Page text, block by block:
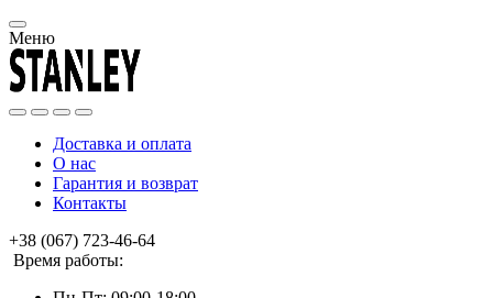
Меню
Доставка и оплата
О нас
Гарантия и возврат
Контакты
+38 (067) 723-46-64
Время работы: